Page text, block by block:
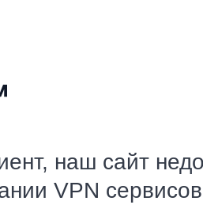
наш сайт
VPN сервисов